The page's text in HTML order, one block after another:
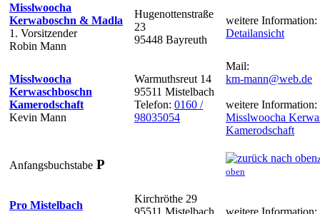
Misslwoocha
Kerwaboschn & Madla
1. Vorsitzender
Robin Mann
Hugenottenstraße
23
95448 Bayreuth
weitere Information:
Detailansicht
Misslwoocha
Kerwaschboschn
Kamerodschaft
Kevin Mann
Warmuthsreut 14
95511 Mistelbach
Telefon: 0160 /
98035054
Mail:
km-mann@web.de
weitere Information:
Misslwoocha
Kamerodschaft
Anfangsbuchstabe P
oben
Pro Mistelbach
Kirchröthe 29
95511 Mistelbach
weitere Information: